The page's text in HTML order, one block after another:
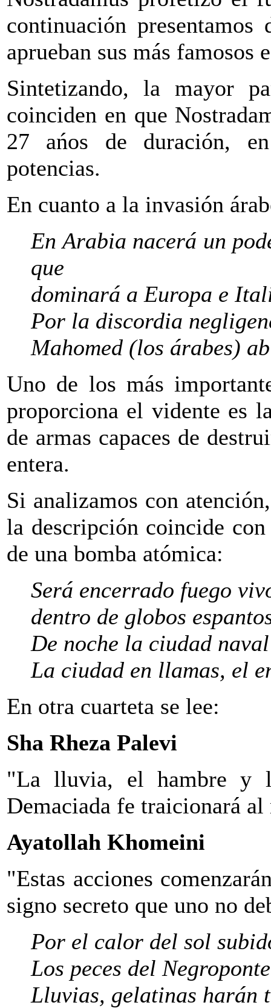
continuación
aprueban sus más famosos
Sintetizando, la mayor
coinciden en que
27 ańos de duración,
potencias.
En cuanto a la invasión
En Arabia nacerá un
que
dominará a Europa e
Por la discordia
Mahomed (los árabes)
Uno de los más
proporciona el vidente es
de armas capaces de
entera.
Si analizamos con
la descripción coincide
de una bomba atómica:
Será encerrado fuego
dentro de globos
De noche la ciudad
La ciudad en llamas, el
En otra cuarteta se lee:
Sha Rheza Palevi
"La lluvia, el hambre y
Demaciada fe traicionará
Ayatollah Khomeini
"Estas acciones
signo secreto que uno no
Por el calor del sol
Los peces del
Lluvias, gelatinas harán